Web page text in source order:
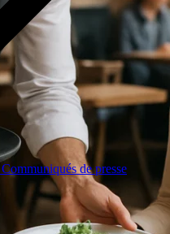
Communiqués de presse